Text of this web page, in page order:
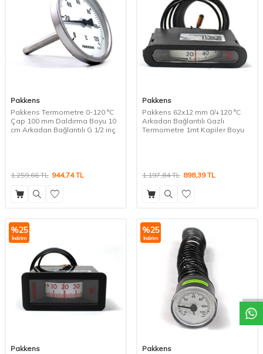
Pakkens
Pakkens Termometre 0-120 °C
Çap 100 mm Daldırma Boyu 10
cm Arkadan Bağlantılı G 1/2 inç
1.259,66TL 944,74TL
Pakkens
Pakkens 62x12 mm 0/+120 °C
Arkadan Bağlantılı Gazlı
Termometre 1mt Kapiler Boyu
1.197,84TL 898,39TL
%25
İndirim
Pakkens
%25
İndirim
Pakkens